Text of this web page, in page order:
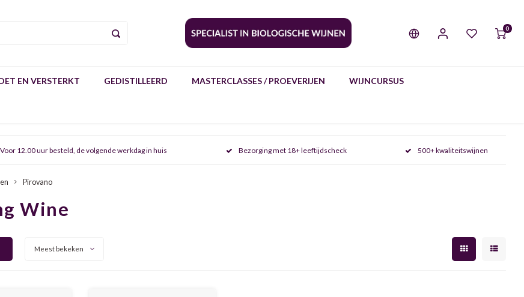
0
EN VERSTERKT GEDISTILLEERD MASTERCLASSES / PROEVERIJEN WIJNCURSUS
Voor 12.00 uur besteld, de volgende werkdag in huis Bezorging met 18+ leeftijdscheck 500+ kwaliteitswijnen
Pirovano
Wine
Meest bekeken